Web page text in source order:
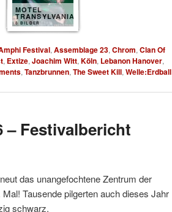
MOTEL
TRANSYLVANIA
8 BILDER
Festival, Assemblage 23, Chrom, Clan Of
, Extize, Joachim Witt, Köln, Lebanon Hanover,
, Tanzbrunnen, The Sweet Kill, Welle:Erdball
– Festivalbericht
das unangefochtene Zentrum der
Tausende pilgerten auch dieses Jahr
schwarz.